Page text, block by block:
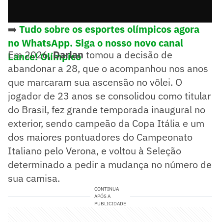
➡️ Tudo sobre os esportes olímpicos agora
no WhatsApp. Siga o nosso novo canal
Lance! Olímpico
Em 2026,Darlan tomou a decisão de
abandonar a 28, que o acompanhou nos anos
que marcaram sua ascensão no vôlei. O
jogador de 23 anos se consolidou como titular
do Brasil, fez grande temporada inaugural no
exterior, sendo campeão da Copa Itália e um
dos maiores pontuadores do Campeonato
Italiano pelo Verona, e voltou à Seleção
determinado a pedir a mudança no número de
sua camisa.
CONTINUA
APÓS A
PUBLICIDADE